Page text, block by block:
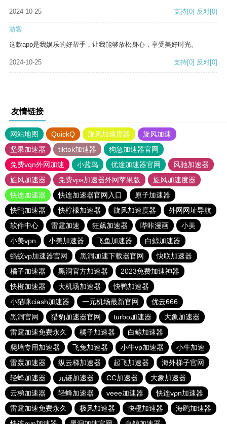
2024-10-25 支持[0] 反对[0]
游客
这款app是我娱乐的好帮手，让我能够放松身心，享受美好时光。
2024-10-25 支持[0] 反对[0]
友情链接
网站地图 QuickQ 旋风加速度器
旋风加速
坚果加速器
tiktok加速器
狗急加速器官网
免费vqn外网加速
小蓝鸟 优途加速器官网
风驰加速器
旋风加速器
免费vps加速器外网苹果版
旋风加速度器
快连加速器
快连加速器官网入口
原子加速器
快鸭加速器
快柠檬加速器 旋风加速度器
外网网址导航
软件中心
雷霆加速 狂飙加速器 哔咔漫画
小美
小美vpn
小美加速器 飞鱼加速器
白鲸加速器
蚂蚁vp加速器官网
黑洞加速下载器官网
快联加速器
橘子加速器
黑洞官方加速器
2023免费加速神器
快橙加速器
大机场加速器
快鸭加速器
小猫咪ciash加速器
一元机场最新官网
优云666
黑洞官网
猎豹加速器官网 turbo加速器
大象加速器
雷霆加速免费永久
橘子加速器
白鲸加速器
爬墙专用加速器
飞兔加速器 小牛vp加速器
小牛加速
雷轰加速器
纵云梯加速器 起飞加速器
海外梯子官网
轻蜂加速器
元链加速器 CC加速器
大象加速器
云梯加速器
轻蜂加速器 veee加速器
快连vρn加速器
雷霆加速免费永久
极风加速器 快橙加速器
海鸥加速器